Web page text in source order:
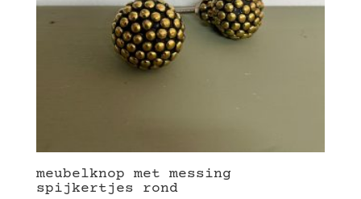
meubelknop met messing
spijkertjes rond